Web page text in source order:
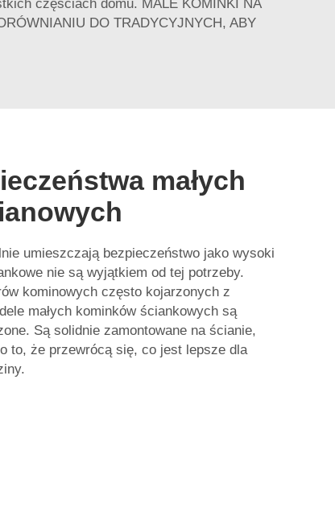
częściach domu. MALE KOMINKI NA
DO TRADYCYJNYCH, ABY
małych
umieszczają bezpieczeństwo jako wysoki
nie są wyjątkiem od tej potrzeby.
kominowych często kojarzonych z
małych kominków ściankowych są
Są solidnie zamontowane na ścianie,
to, że przewrócą się, co jest lepsze dla